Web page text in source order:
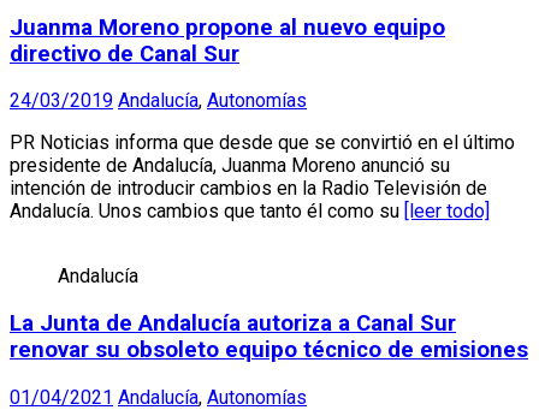
Juanma Moreno propone al nuevo equipo
directivo de Canal Sur
24/03/2019 Andalucía, Autonomías
PR Noticias informa que desde que se convirtió en el último
presidente de Andalucía, Juanma Moreno anunció su
intención de introducir cambios en la Radio Televisión de
Andalucía. Unos cambios que tanto él como su
[leer todo]
Andalucía
La Junta de Andalucía autoriza a Canal Sur
renovar su obsoleto equipo técnico de emisiones
01/04/2021 Andalucía, Autonomías